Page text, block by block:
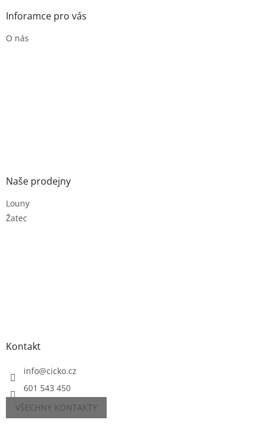
Inforamce pro vás
O nás
Naše prodejny
Louny
Žatec
Kontakt
info@cicko.cz
601 543 450
VŠECHNY KONTAKTY